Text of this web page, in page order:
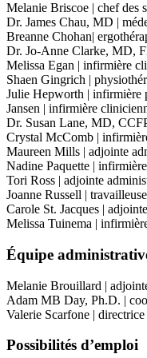
Melanie Briscoe | chef des
Dr. James Chau, MD |
Breanne Chohan|
Dr. Jo-Anne Clarke, MD,
Melissa Egan | infirmière
Shaen Gingrich |
Julie Hepworth | infirmière
Jansen | infirmière
Dr. Susan Lane, MD,
Crystal McComb |
Maureen Mills | adjointe
Nadine Paquette |
Tori Ross | adjointe
Joanne Russell |
Carole St. Jacques |
Melissa Tuinema |
Équipe
Melanie Brouillard |
Adam MB Day, Ph.D. |
Valerie Scarfone | directrice
Possibilités d’emploi